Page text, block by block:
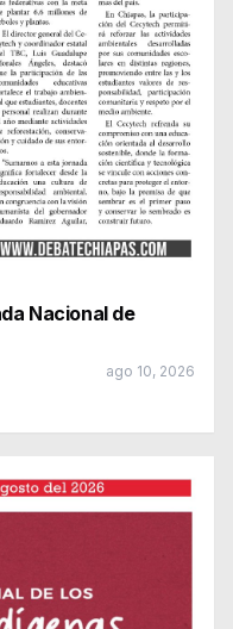
Nacional de
ago 10, 2026